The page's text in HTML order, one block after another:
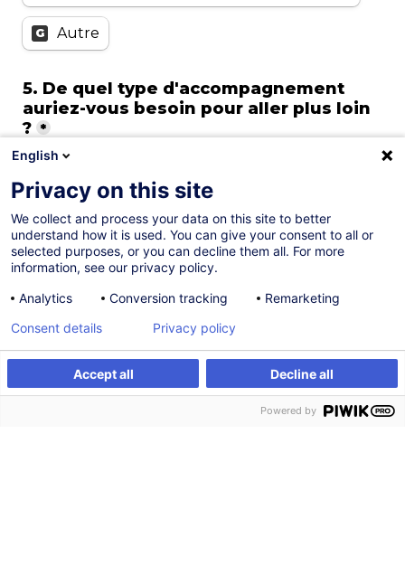
G Autre
5. De quel type d'accompagnement
auriez-vous besoin pour aller plus loin
? *
Plusieurs
A
Un diagnostic de mes pratiques actuelles
de formation
B
Un accompagnement en ingénierie
pédagogique (Train the HR)
sur le transfert des compétences
Des outils d'évaluation de l'impact (niveaux
3 et 4 Kirkpatrick)
English
Privacy on this site
We collect and process your data on this site to better
understand how it is used. You can give your consent to all or
selected purposes, or you can decline them all. For more
information, see our privacy policy.
Analytics
Conversion tracking Remarketing
Accept all Decline all
Consent details Privacy policy
Powered by